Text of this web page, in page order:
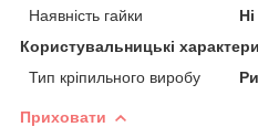
Наявність гайки
Ні
Користувальницькі
Тип кріпильного виробу
Приховати